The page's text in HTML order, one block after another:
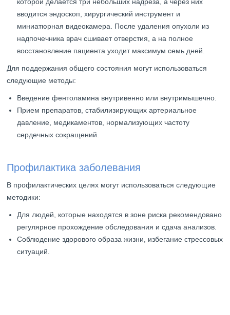
вводится эндоскоп, хирургический инструмент и
миниатюрная видеокамера. После удаления опухоли из
надпочечника врач сшивает отверстия, а на полное
восстановление пациента уходит максимум семь дней.
Для поддержания общего состояния могут использоваться
следующие методы:
Введение фентоламина внутривенно или внутримышечно.
Прием препаратов, стабилизирующих артериальное
давление, медикаментов, нормализующих частоту
сердечных сокращений.
Профилактика заболевания
В профилактических целях могут использоваться следующие
методики:
Для людей, которые находятся в зоне риска рекомендовано
регулярное прохождение обследования и сдача анализов.
Соблюдение здорового образа жизни, избегание стрессовых
ситуаций.